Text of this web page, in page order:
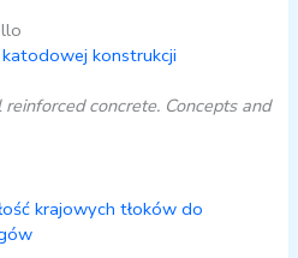
konstrukcji
concrete. Concepts and
krajowych tłoków do